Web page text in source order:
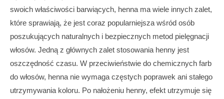
swoich właściwości barwiących, henna ma wiele innych zalet,
które sprawiają, że jest coraz popularniejsza wśród osób
poszukujących naturalnych i bezpiecznych metod pielęgnacji
włosów. Jedną z głównych zalet stosowania henny jest
oszczędność czasu. W przeciwieństwie do chemicznych farb
do włosów, henna nie wymaga częstych poprawek ani stałego
utrzymywania koloru. Po nałożeniu henny, efekt utrzymuje się